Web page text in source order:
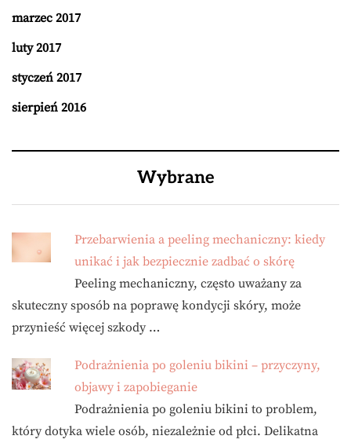
marzec 2017
luty 2017
styczeń 2017
sierpień 2016
Wybrane
Przebarwienia a peeling mechaniczny: kiedy
unikać i jak bezpiecznie zadbać o skórę
Peeling mechaniczny, często uważany za
skuteczny sposób na poprawę kondycji skóry, może
przynieść więcej szkody …
Podrażnienia po goleniu bikini – przyczyny,
objawy i zapobieganie
Podrażnienia po goleniu bikini to problem,
który dotyka wiele osób, niezależnie od płci. Delikatna